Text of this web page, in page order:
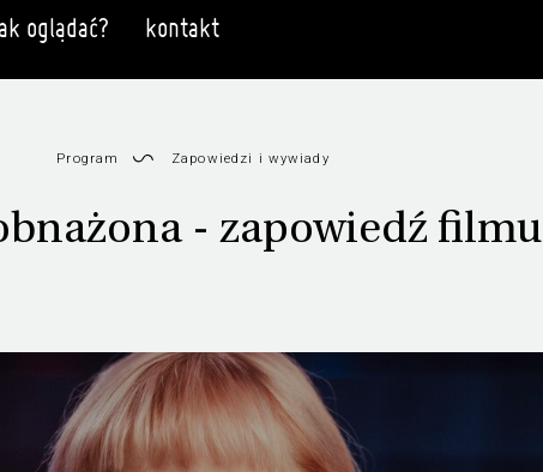
oglądać? kontakt
Program Zapowiedzi i wywiady
- zapowiedź filmu